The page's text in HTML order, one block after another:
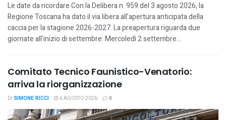
Le date da ricordare Con la Delibera n. 959 del 3 agosto 2026, la
Regione Toscana ha dato il via libera all’apertura anticipata della
caccia per la stagione 2026-2027. La preapertura riguarda due
giornate all’inizio di settembre: Mercoledì 2 settembre...
Comitato Tecnico Faunistico-Venatorio:
arriva la riorganizzazione
DI SIMONE RICCI 6 AGOSTO 2026 0